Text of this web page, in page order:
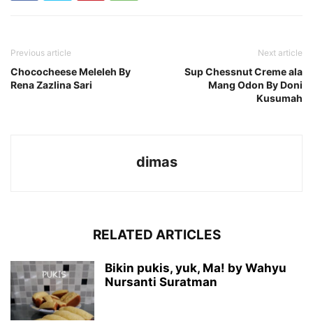
Previous article
Chococheese Meleleh By
Rena Zazlina Sari
Next article
Sup Chessnut Creme ala
Mang Odon By Doni
Kusumah
dimas
RELATED ARTICLES
Bikin pukis, yuk, Ma! by Wahyu
Nursanti Suratman